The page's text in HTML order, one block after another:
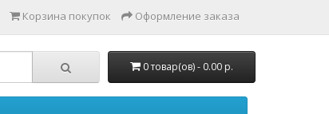
Корзина покупок Оформление заказа
0 товар(ов) - 0.00 р.